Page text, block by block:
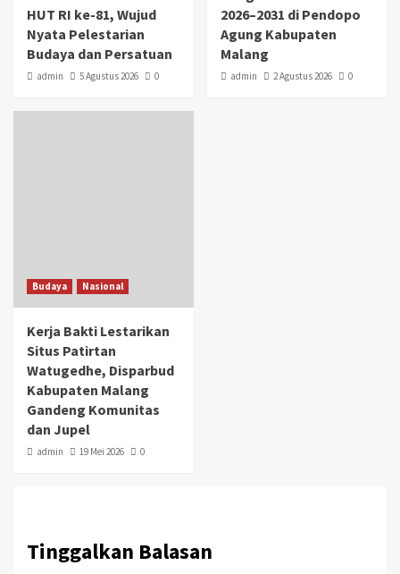
HUT RI ke-81, Wujud
Nyata Pelestarian
Budaya dan Persatuan
admin 5 Agustus 2026 0
2026–2031 di Pendopo
Agung Kabupaten
Malang
admin 2 Agustus 2026 0
Budaya Nasional
Kerja Bakti Lestarikan
Situs Patirtan
Watugedhe, Disparbud
Kabupaten Malang
Gandeng Komunitas
dan Jupel
admin 19 Mei 2026 0
Tinggalkan Balasan